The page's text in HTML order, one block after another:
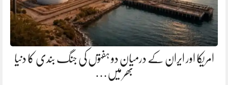
امریکا اور ایران کے درمیان دو ہفتوں کی جنگ بندی کا دنیا
بھر میں…